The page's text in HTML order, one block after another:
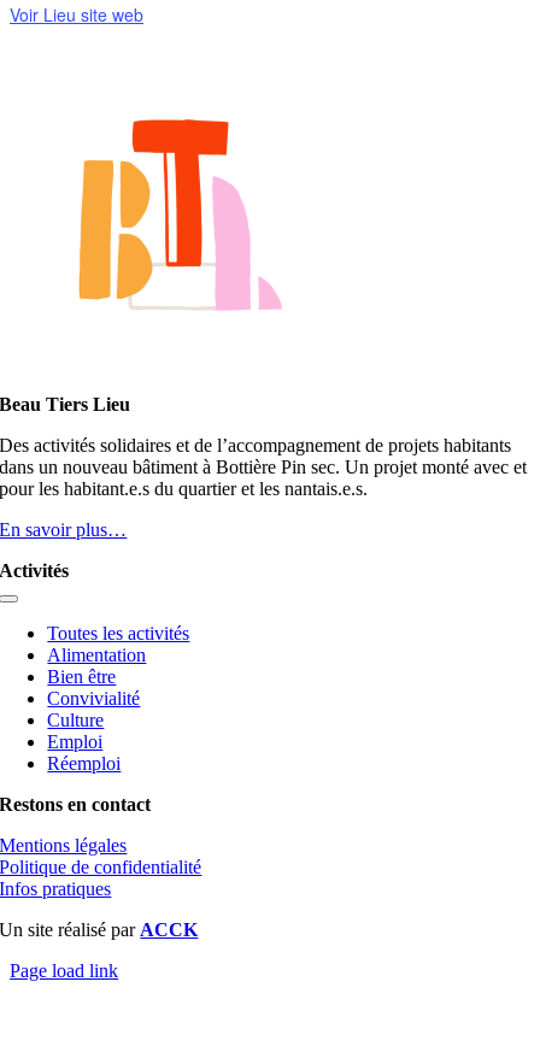
Voir Lieu site web
Beau Tiers Lieu
Des activités solidaires et de l’accompagnement de projets habitants
dans un nouveau bâtiment à Bottière Pin sec. Un projet monté avec et
pour les habitant.e.s du quartier et les nantais.e.s.
En savoir plus…
Activités
Toggle
NavigationToutes les activités
Alimentation
Bien être
Convivialité
Culture
Emploi
Réemploi
Restons en contact
Mentions légales
Politique de confidentialité
Infos pratiques
Un site réalisé par ACCK
Page load link